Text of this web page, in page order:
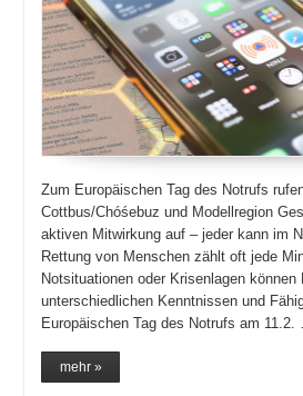
Zum Europäischen Tag des Notrufs
Cottbus/Chóśebuz und Modellregion
aktiven Mitwirkung auf – jeder kann im
Rettung von Menschen zählt oft jede
Notsituationen oder Krisenlagen
unterschiedlichen Kenntnissen und
Europäischen Tag des Notrufs am 11.2.
mehr »